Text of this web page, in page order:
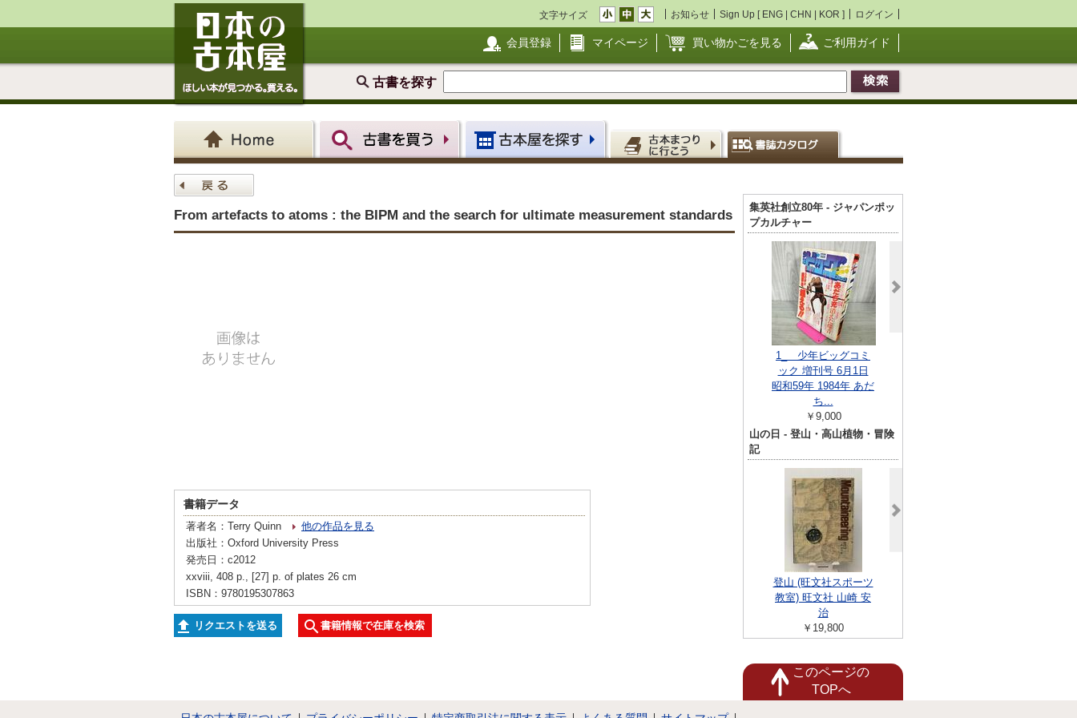
文字サイズ お知らせ Sign Up [ ENG | CHN | KOR ] ログイン
会員登録 マイページ 買い物かごを見る ご利用ガイド
古書を探す
From artefacts to atoms : the BIPM and the search for ultimate measurement standards
書籍データ
著者名：Terry Quinn
他の作品を見る
出版社：Oxford University Press
発売日：c2012
xxviii, 408 p., [27] p. of plates 26 cm
ISBN：9780195307863
リクエストを送る 書籍情報で在庫を検索
集英社創立80年 - ジャパンポッ
プカルチャー
1_ 少年ビッグコミ
ック 増刊号 6月1日
昭和59年 1984年 あだ
ち...
￥9,000
山の日 - 登山・高山植物・冒険
記
登山 (旺文社スポーツ
教室) 旺文社 山崎 安
治
￥19,800
このページの
TOPへ